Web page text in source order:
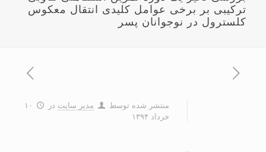
ترکيبی بر برخی عوامل کليدی انتقال معکوس
کلسترول در نوجوانان پسر
منتشر شده توسط مدیر سایت در
۱۰
خرداد ۱۳۹۴